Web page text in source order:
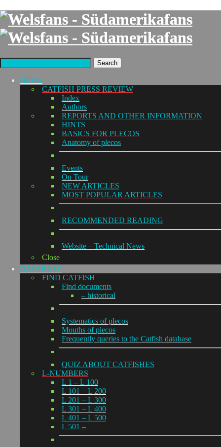
Search
NEWS
CATFISH PRESS REVIEW
Index
Authors
REPORTS AND OTHER INFORMATION
HINTS
BASICS FOR PLECOS
Anatomy of plecos
Events
On Tour
NEW ARTICLES
MOST POPULAR ARTICLES
RECOMMENDED READING
Website – Technical News
Close
DATABASE
FIND CATFISH
Find documents
– historical
Systematics of plecos
Mouths of plecos
Frequently queries to the Catfish database
QUIZ ABOUT CATFISHES
L-NUMBERS
L 1 – L 100
L 101 – L 200
L 201 – L 300
L 301 – L 400
L 401 – L 500
L 501 –